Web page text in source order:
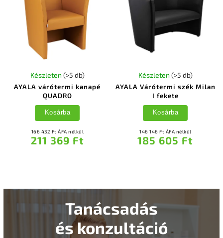
AYALA várótermi kanapé
QUADRO
Készleten (>5 db)
166 432 Ft ÁFA nélkül
211 369 Ft
Kosárba
AYALA Várótermi szék Milan
I fekete
Készleten (>5 db)
146 146 Ft ÁFA nélkül
185 605 Ft
Kosárba
Tanácsadás
és konzultáció